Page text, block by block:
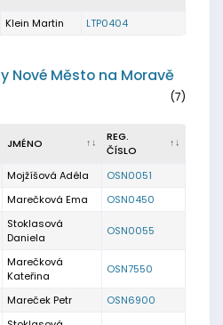
Klein Martin LTP0404
Nové Město na Moravě
(7)
JMÉNO
REG.
ČÍSLO
Mojžíšová Adéla
OSN0051
Marečková Ema OSN0450
Stoklasová
Daniela
OSN0055
Marečková
Kateřina
OSN7550
Mareček Petr OSN6900